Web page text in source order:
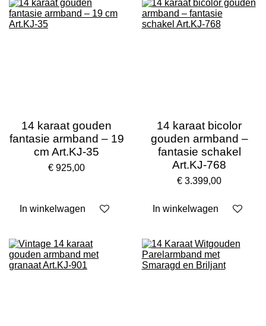
14 karaat gouden
fantasie armband – 19
cm Art.KJ-35
€ 925,00
In winkelwagen
14 karaat bicolor
gouden armband –
fantasie schakel
Art.KJ-768
€ 3.399,00
In winkelwagen